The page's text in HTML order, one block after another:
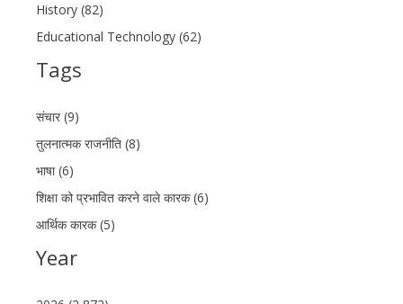
History (82)
Educational Technology (62)
Tags
संचार (9)
तुलनात्मक राजनीति (8)
भाषा (6)
शिक्षा को प्रभावित करने वाले कारक (6)
आर्थिक कारक (5)
Year